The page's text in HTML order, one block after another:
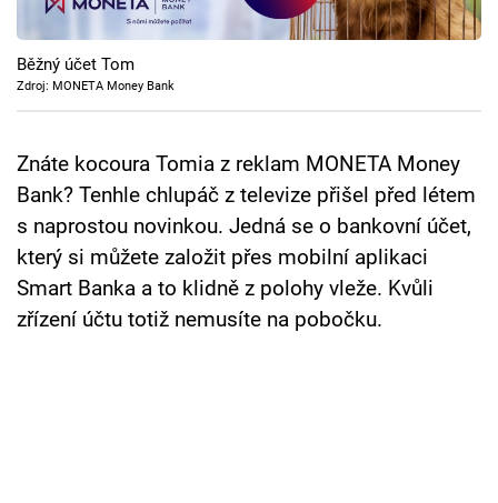
Cool Esport
Pořady
Sledujte prima+
Přihlášení
Běžný účet Tom
Zdroj: MONETA Money Bank
Znáte kocoura Tomia z reklam MONETA Money
Bank? Tenhle chlupáč z televize přišel před létem
s naprostou novinkou. Jedná se o bankovní účet,
který si můžete založit přes mobilní aplikaci
Smart Banka a to klidně z polohy vleže. Kvůli
zřízení účtu totiž nemusíte na pobočku.